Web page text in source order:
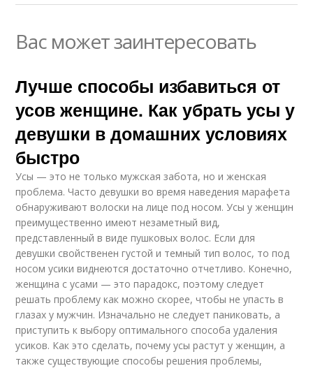
Вас может заинтересовать
Лучше способы избавиться от
усов женщине. Как убрать усы у
девушки в домашних условиях
быстро
Усы — это не только мужская забота, но и женская
проблема. Часто девушки во время наведения марафета
обнаруживают волоски на лице под носом. Усы у женщин
преимущественно имеют незаметный вид,
представленный в виде пушковых волос. Если для
девушки свойственен густой и темный тип волос, то под
носом усики виднеются достаточно отчетливо. Конечно,
женщина с усами — это парадокс, поэтому следует
решать проблему как можно скорее, чтобы не упасть в
глазах у мужчин. Изначально не следует паниковать, а
приступить к выбору оптимального способа удаления
усиков. Как это сделать, почему усы растут у женщин, а
также существующие способы решения проблемы,